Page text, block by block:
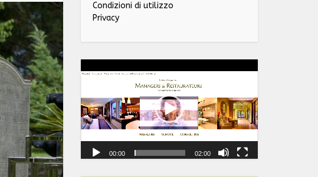
Condizioni di utilizzo
Privacy
Player
00:00 02:00